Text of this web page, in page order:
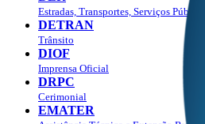
Estradas, Transportes, Serviços Públicos
DETRAN
Trânsito
DIOF
Imprensa Oficial
DRPC
Cerimonial
EMATER